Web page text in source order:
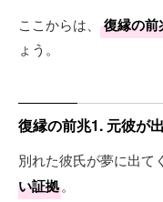
ここからは、 復縁の前
ょう。
復縁の前兆1. 元彼が
別れた彼氏が夢に出て
い証拠。